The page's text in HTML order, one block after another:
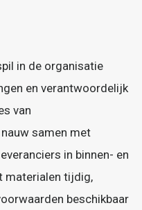
in de organisatie
en verantwoordelijk
van
samen met
in binnen- en
materialen tijdig,
beschikbaar